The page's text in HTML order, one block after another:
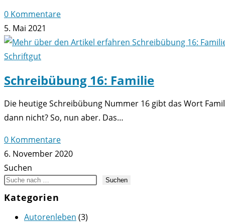
0 Kommentare
5. Mai 2021
Schriftgut
Schreibübung 16: Familie
Die heutige Schreibübung Nummer 16 gibt das Wort
dann nicht? So, nun aber. Das…
0 Kommentare
6. November 2020
Suchen
Suchen
Kategorien
Autorenleben (3)